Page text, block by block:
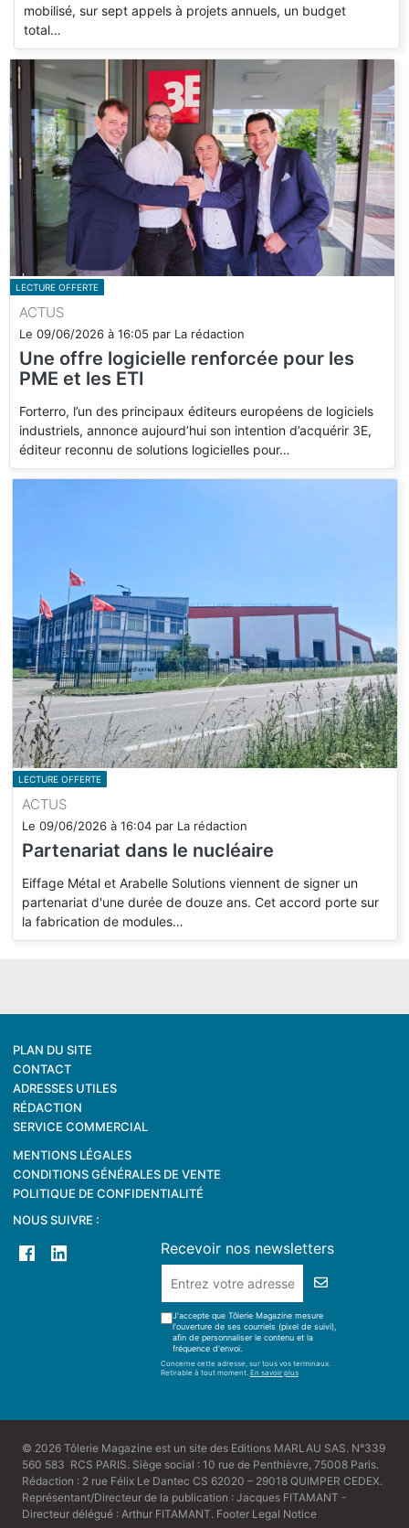
mobilisé, sur sept appels à projets annuels, un budget
total…
LECTURE OFFERTE
ACTUS
Le 09/06/2026 à 16:05 par La rédaction
Une offre logicielle renforcée pour les
PME et les ETI
Forterro, l’un des principaux éditeurs européens de logiciels
industriels, annonce aujourd’hui son intention d’acquérir 3E,
éditeur reconnu de solutions logicielles pour…
LECTURE OFFERTE
ACTUS
Le 09/06/2026 à 16:04 par La rédaction
Partenariat dans le nucléaire
Eiffage Métal et Arabelle Solutions viennent de signer un
partenariat d'une durée de douze ans. Cet accord porte sur
la fabrication de modules…
PLAN DU SITE
CONTACT
ADRESSES UTILES
RÉDACTION
SERVICE COMMERCIAL
MENTIONS LÉGALES
CONDITIONS GÉNÉRALES DE VENTE
POLITIQUE DE CONFIDENTIALITÉ
NOUS SUIVRE :
Recevoir nos newsletters
J'accepte que Tôlerie Magazine mesure
l'ouverture de ses courriels (pixel de suivi),
afin de personnaliser le contenu et la
fréquence d'envoi.
Concerne cette adresse, sur tous vos terminaux.
Retirable à tout moment. En savoir plus
© 2026 Tôlerie Magazine est un site des Editions MARLAU SAS. N°339
560 583 RCS PARIS. Siège social : 10 rue de Penthièvre, 75008 Paris.
Rédaction : 2 rue Félix Le Dantec CS 62020 – 29018 QUIMPER CEDEX.
Représentant/Directeur de la publication : Jacques FITAMANT -
Directeur délégué : Arthur FITAMANT. Footer Legal Notice